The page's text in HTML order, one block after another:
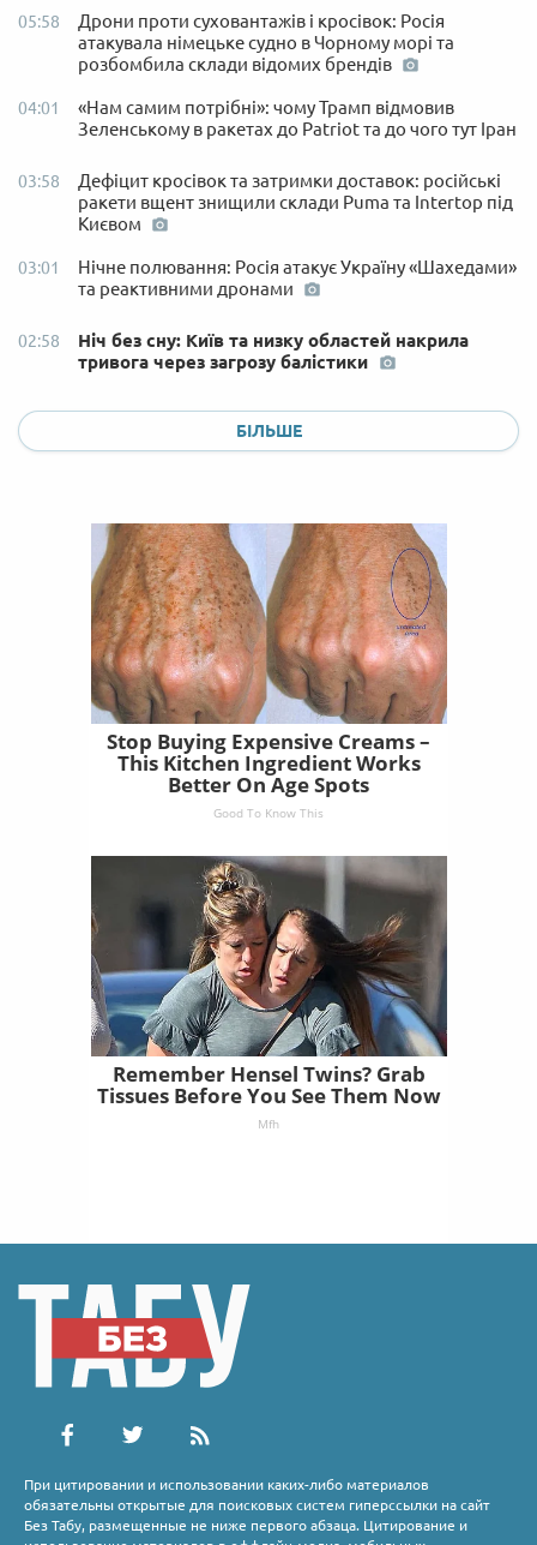
05:58
Дрони проти суховантажів і кросівок: Росія
атакувала німецьке судно в Чорному морі та
розбомбила склади відомих брендів
04:01
«Нам самим потрібні»: чому Трамп відмовив
Зеленському в ракетах до Patriot та до чого тут Іран
03:58
Дефіцит кросівок та затримки доставок: російські
ракети вщент знищили склади Puma та Intertop під
Києвом
03:01
Нічне полювання: Росія атакує Україну «Шахедами»
та реактивними дронами
02:58
Ніч без сну: Київ та низку областей накрила
тривога через загрозу балістики
БІЛЬШЕ
Stop Buying Expensive Creams –
This Kitchen Ingredient Works
Better On Age Spots
Good To Know This
Remember Hensel Twins? Grab
Tissues Before You See Them Now
Mfh
При цитировании и использовании каких-либо материалов
обязательны открытые для поисковых систем гиперссылки на сайт
Без Табу, размещенные не ниже первого абзаца. Цитирование и